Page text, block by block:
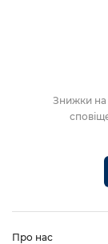
Знижки на
Про нас